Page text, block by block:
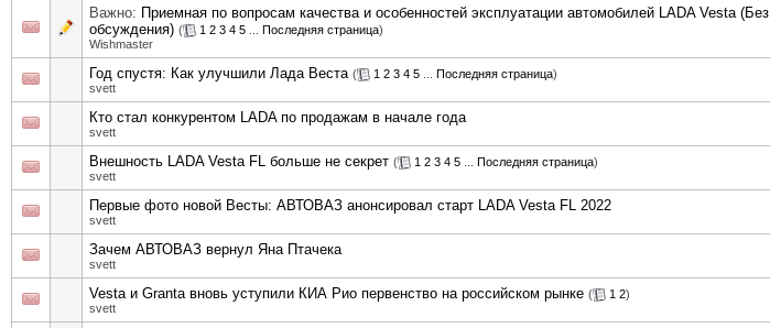
Важно: Приемная по вопросам качества и особенностей эксплуатации автомобилей LADA Vesta (Без
обсуждения) ( 1 2 3 4 5 Последняя страница)
Wishmaster
Год спустя: Как улучшили Лада Веста ( 1 2 3 4 5 Последняя страница)
svett
Кто стал конкурентом LADA по продажам в начале года
svett
Внешность LADA Vesta FL больше не секрет ( 1 2 3 4 5 Последняя страница)
svett
Первые фото новой Весты: АВТОВАЗ анонсировал старт LADA Vesta FL 2022
svett
Зачем АВТОВАЗ вернул Яна Птачека
svett
Vesta и Granta вновь уступили КИА Рио первенство на российском рынке ( 1 2)
svett